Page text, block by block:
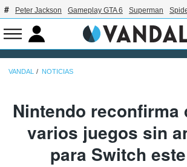
Peter Jackson Gameplay GTA 6 Superman
VANDAL NOTICIAS
Nintendo reconfirma
varios juegos sin
para Switch